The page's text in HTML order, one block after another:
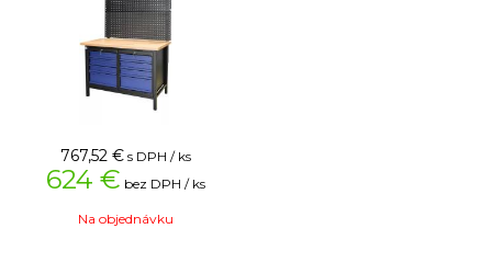
767,52 € s DPH / ks
624 € bez DPH / ks
Na objednávku